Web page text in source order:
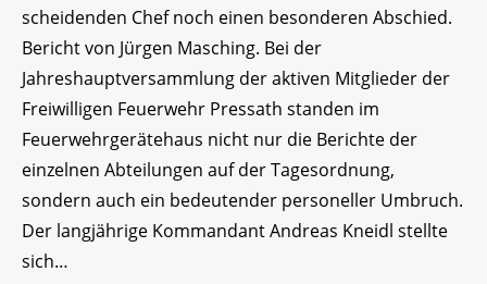
scheidenden Chef noch einen besonderen Abschied.
Bericht von Jürgen Masching. Bei der
Jahreshauptversammlung der aktiven Mitglieder der
Freiwilligen Feuerwehr Pressath standen im
Feuerwehrgerätehaus nicht nur die Berichte der
einzelnen Abteilungen auf der Tagesordnung,
sondern auch ein bedeutender personeller Umbruch.
Der langjährige Kommandant Andreas Kneidl stellte
sich…